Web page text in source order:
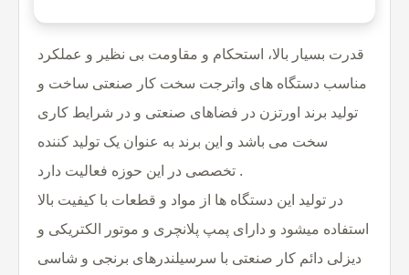
قدرت بسیار بالا، استحکام و مقاومت بی نظیر و عملکرد
مناسب دستگاه های واترجت سخت کار صنعتی ساخت و
تولید برند اورتزن در فضاهای صنعتی و در شرایط کاری
سخت می باشد و این برند به عنوان یک تولید کننده
تخصصی در این حوزه فعالیت دارد .
در تولید این دستگاه ها از مواد و قطعات با کیفیت بالا
استفاده میشود و دارای پمپ پلانچری و موتور الکتریکی و
دیزلی دائم کار صنعتی با سرسیلندرهای برنجی و شاسی